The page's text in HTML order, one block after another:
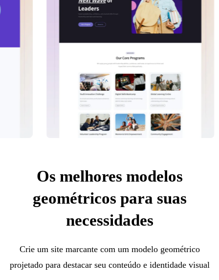
Os melhores modelos
geométricos para suas
necessidades
Crie um site marcante com um modelo geométrico
projetado para destacar seu conteúdo e identidade visual